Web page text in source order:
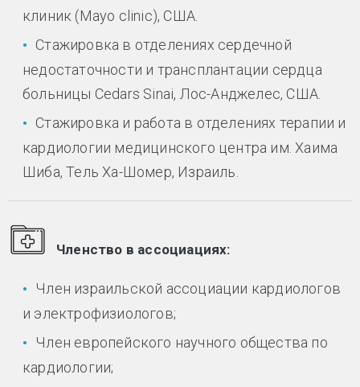
клиник (Mayo clinic), США.
Стажировка в отделениях сердечной
недостаточности и трансплантации сердца
больницы Cedars Sinai, Лос-Анджелес, США.
Стажировка и работа в отделениях терапии и
кардиологии медицинского центра им. Хаима
Шиба, Тель Ха-Шомер, Израиль.
Членство в ассоциациях:
Член израильской ассоциации кардиологов
и электрофизиологов;
Член европейского научного общества по
кардиологии;